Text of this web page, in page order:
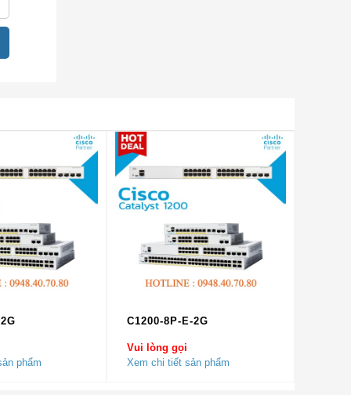
cập
mạnh
(PSE)
đơn
phẩm
C1200-8P-E-2G
Vui lòng gọi
Xem chi tiết sản phẩm